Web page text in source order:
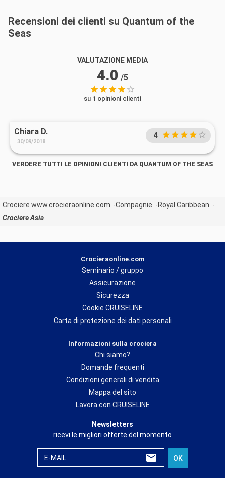
Recensioni dei clienti su Quantum of the
Seas
VALUTAZIONE MEDIA
4.0 /5
su 1 opinioni clienti
Chiara D.
30/09/2018
4
VERDERE TUTTI LE OPINIONI CLIENTI DA QUANTUM OF THE SEAS
Crociere www.crocieraonline.com Compagnie
Royal Caribbean
Crociere Asia
Crocieraonline.com
Seminario / gruppo
Assicurazione
Sicurezza
Cookie CRUISELINE
Carta di protezione dei dati personali
Informazioni sulla crociera
Chi siamo?
Domande frequenti
Condizioni generali di vendita
Mappa del sito
Lavora con CRUISELINE
Newsletters
ricevi le migliori offerte del momento
E-MAIL OK